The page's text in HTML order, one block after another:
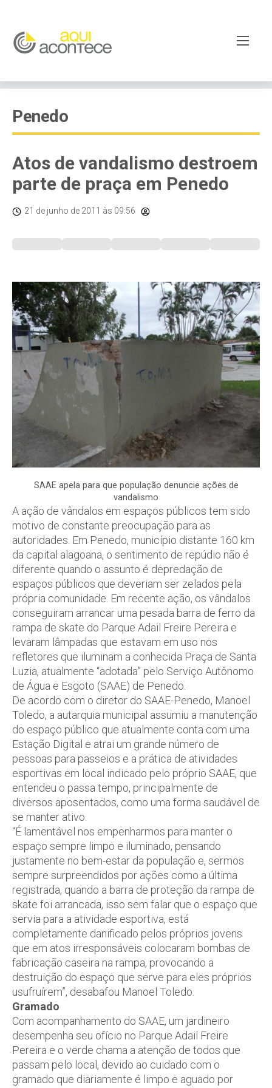
Penedo
Atos de vandalismo destroem
parte de praça em Penedo
21 de junho de 2011 às 09:56
SAAE apela para que população denuncie ações de
vandalismo
A ação de vândalos em espaços públicos tem sido
motivo de constante preocupação para as
autoridades. Em Penedo, município distante 160 km
da capital alagoana, o sentimento de repúdio não é
diferente quando o assunto é depredação de
espaços públicos que deveriam ser zelados pela
própria comunidade. Em recente ação, os vândalos
conseguiram arrancar uma pesada barra de ferro da
rampa de skate do Parque Adail Freire Pereira e
levaram lâmpadas que estavam em uso nos
refletores que iluminam a conhecida Praça de Santa
Luzia, atualmente “adotada” pelo Serviço Autônomo
de Água e Esgoto (SAAE) de Penedo.
De acordo com o diretor do SAAE-Penedo, Manoel
Toledo, a autarquia municipal assumiu a manutenção
do espaço público que atualmente conta com uma
Estação Digital e atrai um grande número de
pessoas para passeios e a prática de atividades
esportivas em local indicado pelo próprio SAAE, que
entendeu o passa tempo, principalmente de
diversos aposentados, como uma forma saudável de
se manter ativo.
“É lamentável nos empenharmos para manter o
espaço sempre limpo e iluminado, pensando
justamente no bem-estar da população e, sermos
sempre surpreendidos por ações como a última
registrada, quando a barra de proteção da rampa de
skate foi arrancada, isso sem falar que o espaço que
servia para a atividade esportiva, está
completamente danificado pelos próprios jovens
que em atos irresponsáveis colocaram bombas de
fabricação caseira na rampa, provocando a
destruição do espaço que serve para eles próprios
usufruírem”, desabafou Manoel Toledo.
Gramado
Com acompanhamento do SAAE, um jardineiro
desempenha seu ofício no Parque Adail Freire
Pereira e o verde chama a atenção de todos que
passam pelo local, devido ao cuidado com o
gramado que diariamente é limpo e aguado por